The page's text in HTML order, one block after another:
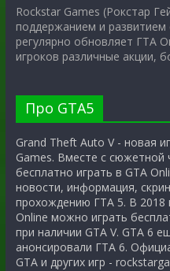
Rockstar Games (Рокстар
поддержанием и
регулярно обновляет ГТА
игроков различные акции,
Про GTA5
Grand Theft Auto V - новая
Games. Вместе с сюжетной
бесплатно играть в GTA
новости, информация,
прохождению ГТА 5. В 2018
Online можно играть
при наличии GTA V. GTA 6
анонсировали ГТА 6.
GTA и других игр -